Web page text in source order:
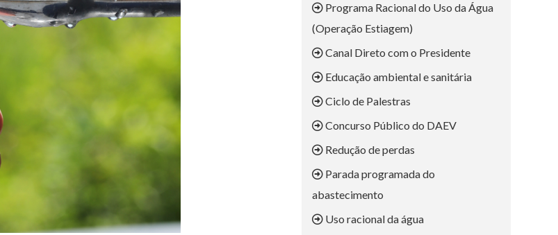
Programa Racional do Uso da Água
(Operação Estiagem)
Canal Direto com o Presidente
Educação ambiental e sanitária
Ciclo de Palestras
Concurso Público do DAEV
Redução de perdas
Parada programada do
abastecimento
Uso racional da água